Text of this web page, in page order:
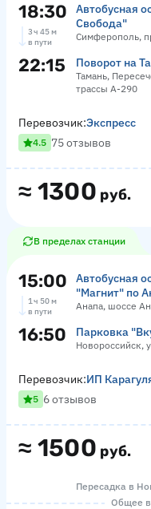
18:30
Автобусная
Свобода"
Симферополь,
3 ч 45 м
в пути
22:15 Поворот на
Тамань,
трассы А-290
≈ 1300 руб.
Перевозчик:Экспресс
4.5 75 отзывов
В пределах станции
15:00
Автобусная
"Магнит" по
Анапа, шоссе
1 ч 50 м
в пути
16:50 Парковка
Новороссийск,
≈ 1500 руб.
Перевозчик:ИП
5 6 отзывов
Пересадка в
Общее